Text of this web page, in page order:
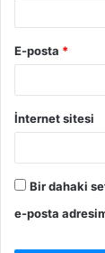
E-posta *
İnternet sitesi
Bir dahaki
e-posta